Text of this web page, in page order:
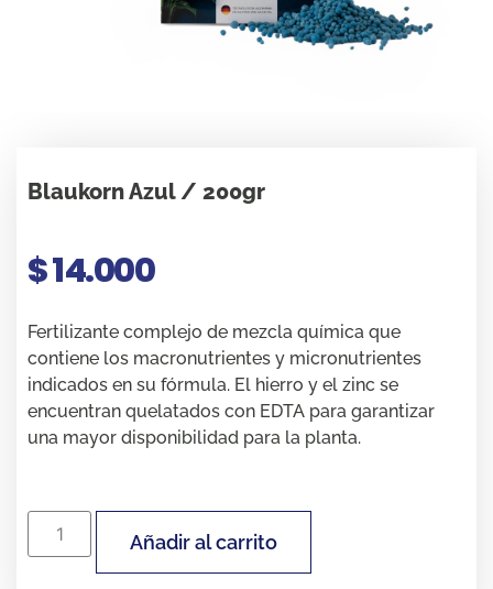
Blaukorn Azul / 200gr
$14.000
Fertilizante complejo de mezcla química que
contiene los macronutrientes y micronutrientes
indicados en su fórmula. El hierro y el zinc se
encuentran quelatados con EDTA para garantizar
una mayor disponibilidad para la planta.
Añadir al carrito